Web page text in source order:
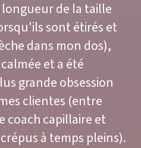
de la taille
sont étirés et
dans mon dos),
et a été
grande obsession
clientes (entre
coach capillaire et
à temps pleins).